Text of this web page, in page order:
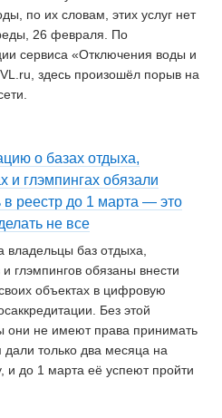
по их словам, этих услуг нет
26 февраля. По
сервиса «Отключения воды и
здесь произошёл порыв на
о базах отдыха,
и глэмпингах обязали
в реестр до 1 марта — это
не все
владельцы баз отдыха,
и глэмпингов обязаны внести
объектах в цифровую
Без этой
они не имеют права принимать
дали только два месяца на
и до 1 марта её успеют пройти